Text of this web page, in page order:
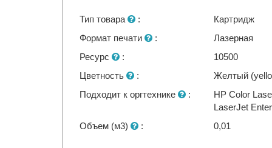
Тип товара :
Картридж
Формат печати
:
Лазерная
Ресурс
:
10500
Цветность
:
Желтый
Подходит к оргтехнике
:
HP Color
LaserJet
Объем (м3)
: 0,01